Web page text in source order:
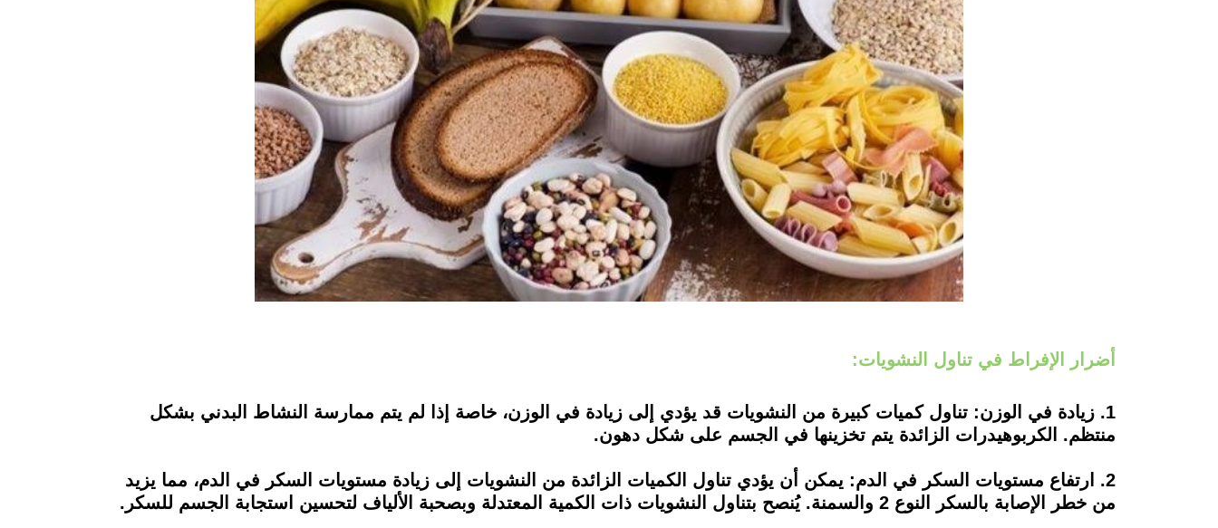
أضرار الإفراط في تناول النشويات:
1. زيادة في الوزن: تناول كميات كبيرة من النشويات قد يؤدي إلى زيادة في الوزن، خاصة إذا لم يتم ممارسة النشاط البدني بشكل
منتظم. الكربوهيدرات الزائدة يتم تخزينها في الجسم على شكل دهون.
2. ارتفاع مستويات السكر في الدم: يمكن أن يؤدي تناول الكميات الزائدة من النشويات إلى زيادة مستويات السكر في الدم، مما يزيد
من خطر الإصابة بالسكر النوع 2 والسمنة. يُنصح بتناول النشويات ذات الكمية المعتدلة وبصحبة الألياف لتحسين استجابة الجسم للسكر.